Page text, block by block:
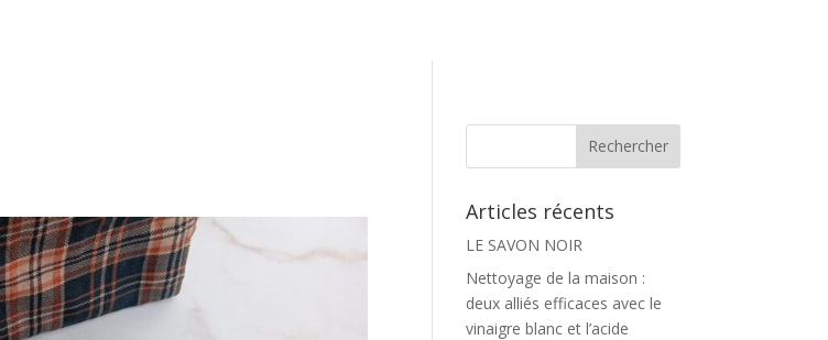
Articles récents
LE SAVON NOIR
Nettoyage de la maison :
deux alliés efficaces avec le
vinaigre blanc et l’acide